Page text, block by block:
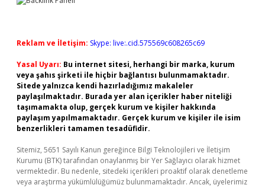
Reklam ve İletişim: Skype: live:.cid.575569c608265c69
Yasal Uyarı: Bu internet sitesi, herhangi bir marka, kurum
veya şahıs şirketi ile hiçbir bağlantısı bulunmamaktadır.
Sitede yalnızca kendi hazırladığımız makaleler
paylaşılmaktadır. Burada yer alan içerikler haber niteliği
taşımamakta olup, gerçek kurum ve kişiler hakkında
paylaşım yapılmamaktadır. Gerçek kurum ve kişiler ile isim
benzerlikleri tamamen tesadüfidir.
Sitemiz, 5651 Sayılı Kanun gereğince Bilgi Teknolojileri ve İletişim
Kurumu (BTK) tarafından onaylanmış bir Yer Sağlayıcı olarak hizmet
vermektedir. Bu nedenle, sitedeki içerikleri proaktif olarak denetleme
veya araştırma yükümlülüğümüz bulunmamaktadır. Ancak, üyelerimiz